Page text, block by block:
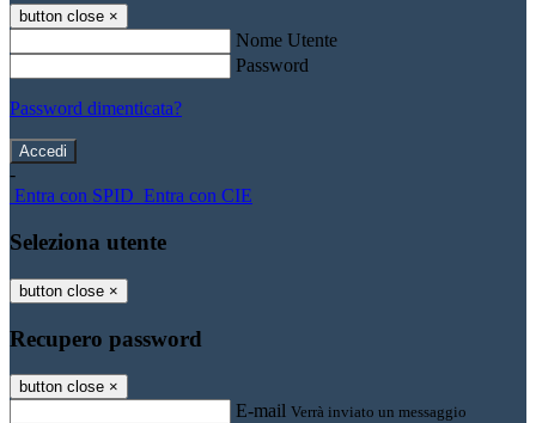
button close ×
Nome Utente
Password
Password dimenticata?
-
Entra con SPID Entra con CIE
Seleziona utente
button close ×
Recupero password
button close ×
E-mail Verrà inviato un messaggio